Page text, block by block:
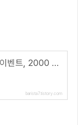
앱테크, H.Point 초대 이벤트, 2000 포인트 적립( 추천 코드 : 10684644 )
barista7.tistory.com